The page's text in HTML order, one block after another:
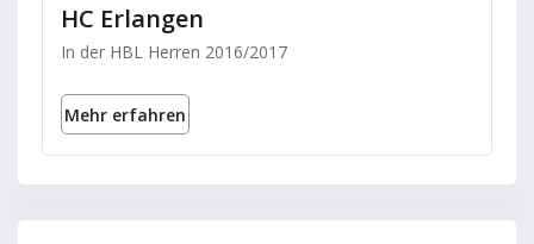
HC Erlangen
In der HBL Herren 2016/2017
Mehr erfahren